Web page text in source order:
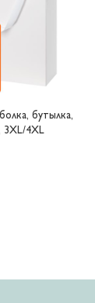
бутылка,
3XL/4XL